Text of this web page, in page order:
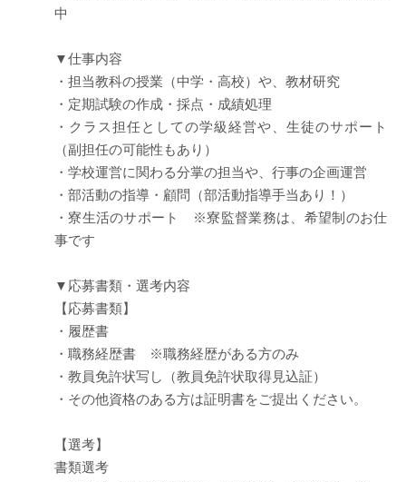
中
▼仕事内容
・担当教科の授業（中学・高校）や、教材研究
・定期試験の作成・採点・成績処理
・クラス担任としての学級経営や、生徒のサポート
（副担任の可能性もあり）
・学校運営に関わる分掌の担当や、行事の企画運営
・部活動の指導・顧問（部活動指導手当あり！）
・寮生活のサポート ※寮監督業務は、希望制のお仕
事です
▼応募書類・選考内容
【応募書類】
・履歴書
・職務経歴書 ※職務経歴がある方のみ
・教員免許状写し（教員免許状取得見込証）
・その他資格のある方は証明書をご提出ください。
【選考】
書類選考